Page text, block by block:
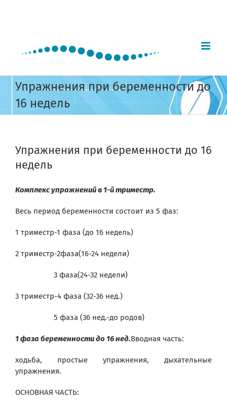
Упражнения при беременности до
16 недель
Упражнения при беременности до 16
недель
Комплекс упражнений в 1-й триместр.
Весь период беременности состоит из 5 фаз:
1 триместр-1 фаза (до 16 недель)
2 триместр-2фаза(16-24 недели)
3 фаза(24-32 недели)
3 триместр-4 фаза (32-36 нед.)
5 фаза (36 нед.-до родов)
1 фаза беременности до 16 нед.Вводная часть:
ходьба, простые упражнения, дыхательные
упражнения.
ОСНОВНАЯ ЧАСТЬ: